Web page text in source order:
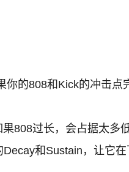
的808和Kick的冲击
808过长，会占据太多
和Sustain，让它